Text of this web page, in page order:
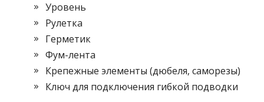
Уровень
Рулетка
Герметик
Фум-лента
Крепежные элементы (дюбеля, саморезы)
Ключ для подключения гибкой подводки